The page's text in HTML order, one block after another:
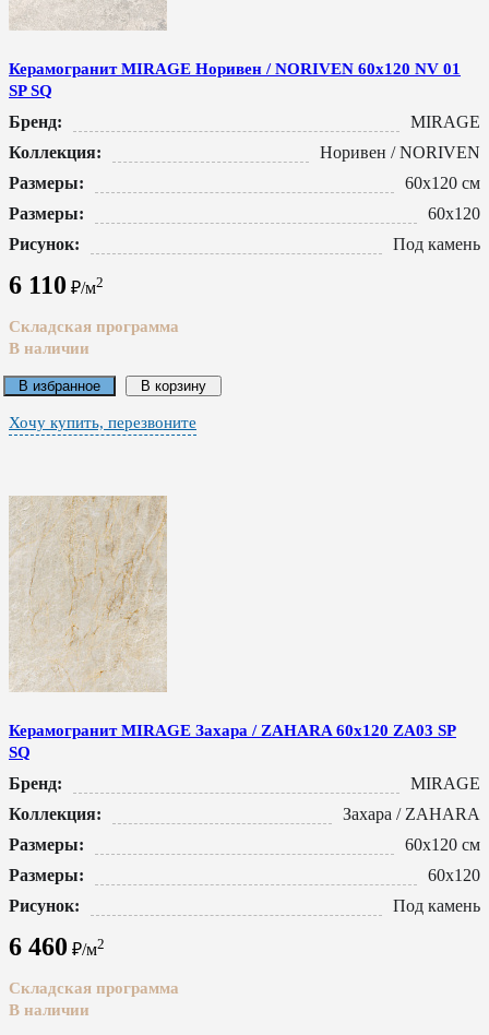
Керамогранит MIRAGE Норивен / NORIVEN 60x120 NV 01
SP SQ
Бренд:
MIRAGE
Коллекция:
Норивен / NORIVEN
Размеры:
60x120 см
Размеры:
60x120
Рисунок:
Под камень
6 110 ₽/м2
Складская программа
В наличии
В избранное В корзину
Хочу купить, перезвоните
Керамогранит MIRAGE Захара / ZAHARA 60x120 ZA03 SP
SQ
Бренд:
MIRAGE
Коллекция:
Захара / ZAHARA
Размеры:
60x120 см
Размеры:
60x120
Рисунок:
Под камень
6 460 ₽/м2
Складская программа
В наличии